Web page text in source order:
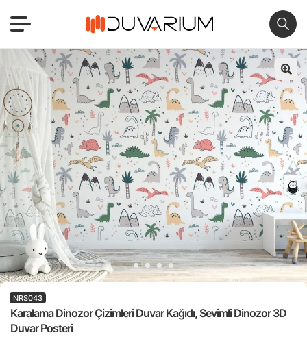
🔍
Karalama Dinozor Çizimleri Duvar Kağıdı, Sevimli Dinozor 3D
Duvar Posteri
NRS043